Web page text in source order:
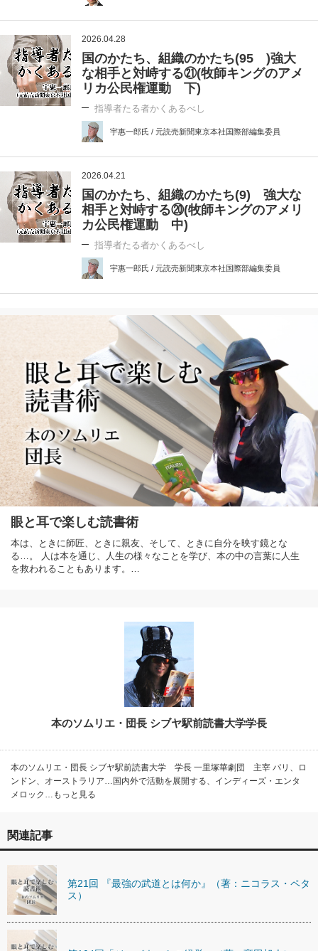
2026.04.28
国のかたち、組織のかたち(95 )強大
な相手と対峙する㉑(牧師キングのアメ
リカ公民権運動 下)
指導者たる者かくあるべし
宇惠一郎氏 / 元読売新聞東京本社国際部編集委員
2026.04.21
国のかたち、組織のかたち(9) 強大な
相手と対峙する⑳(牧師キングのアメリ
カ公民権運動 中)
指導者たる者かくあるべし
宇惠一郎氏 / 元読売新聞東京本社国際部編集委員
眼と耳で楽しむ読書術
本は、ときに師匠、ときに親友、そして、ときに自分を映す鏡とな
る…。 人は本を通じ、人生の様々なことを学び、本の中の言葉に人生
を救われることもあります。…
本のソムリエ・団長 シブヤ駅前読書大学学長
本のソムリエ・団長 シブヤ駅前読書大学 学長 一里塚華劇団 主宰 パリ、ロ
ンドン、オーストラリア…国内外で活動を展開する、インディーズ・エンタ
メロック…もっと見る
関連記事
第21回 『最強の武道とは何か』（著：ニコラス・ペタ
ス）